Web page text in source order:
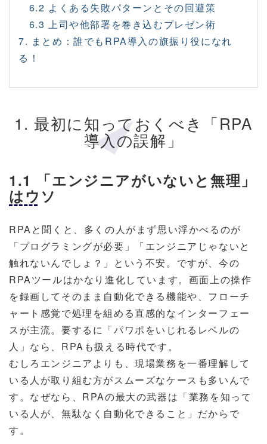
6.2 よくある失敗パターンとその回避策
6.3 上司や他部署を巻き込むプレゼン術
7. まとめ：誰でもRPA導入の旗振り役になれ
る！
1. 最初に知っておくべき「RPA
導入の誤解」
1.1 「エンジニアがいないと無理」
はウソ
RPAと聞くと、多くの人がまず思い浮かべるのが
「プログラミングが必要」「エンジニアじゃないと
触れないんでしょ？」という不安。ですが、今の
RPAツールはかなり進化しています。画面上の操作
を録画してそのまま自動化できる機能や、フローチ
ャート感覚で処理を組める直感的なインターフェー
スが主流。要するに「パワポをいじれるレベルの
人」なら、RPAも扱える時代です。
むしろエンジニアよりも、現場業務を一番理解して
いる人が取り組む方がスムーズなケースも多いんで
す。なぜなら、RPAの最大の武器は「業務を知って
いる人が、無駄なく自動化できること」だからで
す。